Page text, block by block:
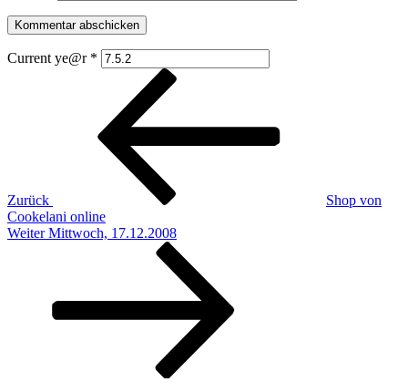
Current ye@r *
Beitragsnavigation
Zurück
Shop von
Cookelani online
Nächster
Weiter Mittwoch, 17.12.2008